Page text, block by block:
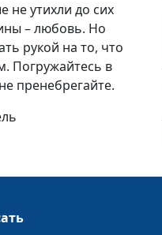
не утихли до сих
– любовь. Но
рукой на то, что
Погружайтесь в
пренебрегайте.